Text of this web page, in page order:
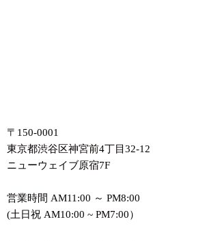
〒150-0001
東京都渋谷区神宮前4丁目32-12
ニューウェイブ原宿7F
営業時間 AM11:00 ～ PM8:00
(土日祝 AM10:00 ~ PM7:00）